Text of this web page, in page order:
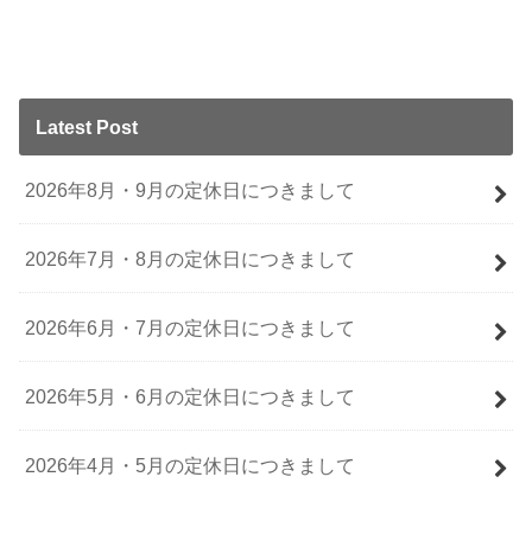
Latest Post
2026年8月・9月の定休日につきまして
2026年7月・8月の定休日につきまして
2026年6月・7月の定休日につきまして
2026年5月・6月の定休日につきまして
2026年4月・5月の定休日につきまして